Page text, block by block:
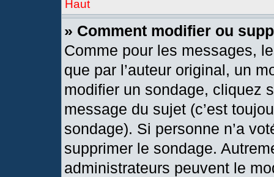
Haut
» Comment modifier ou
Comme pour les messages,
que par l’auteur original, un
modifier un sondage, cliquez
message du sujet (c’est
sondage). Si personne n’a
supprimer le sondage.
administrateurs peuvent le